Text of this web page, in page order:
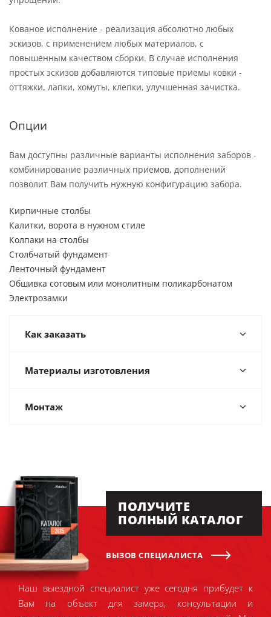
Кованое исполнение - реализация абсолютно любых
эскизов, с применением любых материалов, с
повышенным качеством сборки. В случае исполнения
простых эскизов добавляются типовые приемы ковки -
оттяжки, лапки, хомуты, клепки, улучшенная зачистка.
Опции
Вам доступны различные варианты исполнения заборов -
комбинирование различных приемов, дополнений
позволит Вам получить нужную конфигурацию забора.
Кирпичные столбы
Калитки, ворота в нужном стиле
Колпаки на столбы
Столбчатый фундамент
Ленточный фундамент
Обшивка сотовым или монолитным поликарбонатом
Электрозамки
Как заказать
Материалы изготовления
Монтаж
ПОЛУЧИТЕ
ПОЛНЫЙ КАТАЛОГ
ВЫЗОВ СПЕЦИАЛИСТА
Наш выездной специалист уже сегодня прибудет к
Вам на объект для замера, консультации и